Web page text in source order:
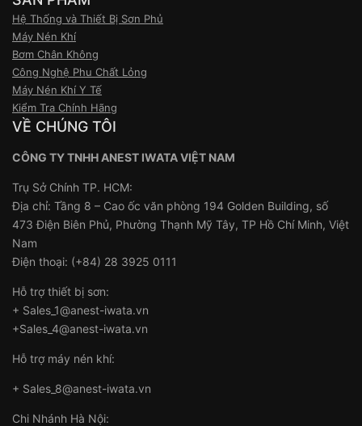
Hệ Thống và Thiết Bị Sơn Phủ
Máy Nén Khí
Bơm Chân Không
Công Nghệ Phu Chất Lỏng
Máy Nén Khí Y Tế
Kiểm Tra Chính Hãng
VỀ CHÚNG TÔI
CÔNG TY TNHH ANEST IWATA VIỆT NAM
Trụ Sở Chính TP. HCM:
Địa chỉ: Tầng 8 – Cao ốc văn phòng 194 Golden Building, số
473 Điện Biên Phủ, Phường Thạnh Mỹ Tây, TP Hồ Chí Minh, Việt
Nam
Điện thoại: (+84) 28 3925 0111
Hỗ trợ thiết bị sơn:
+ Sales_1@anest-iwata.vn
+Sales_4@anest-iwata.vn
Hỗ trợ máy nén khí:
+ Sales_8@anest-iwata.vn
Chi Nhánh Hà Nội: